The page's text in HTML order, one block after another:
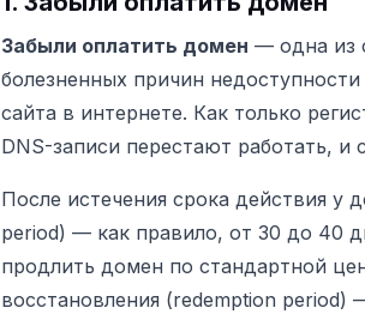
Забыли оплатить домен — одна из
болезненных причин
сайта в интернете. Как только
DNS-записи перестают работать, и
После истечения срока действия у
period) — как правило, от 30 до 40
продлить домен по стандартной
восстановления (redemption